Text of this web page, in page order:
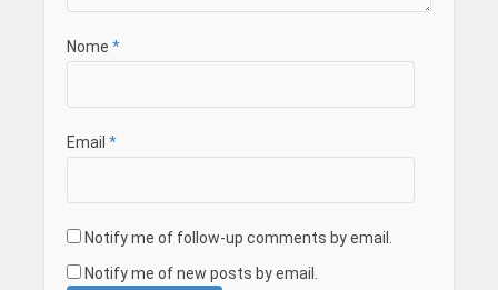
Nome *
Email *
Notify me of follow-up comments by email.
Notify me of new posts by email.